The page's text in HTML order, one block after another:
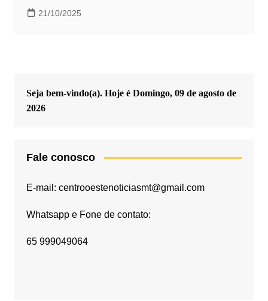
21/10/2025
Seja bem-vindo(a). Hoje é Domingo, 09 de agosto de
2026
Fale conosco
E-mail: centrooestenoticiasmt@gmail.com
Whatsapp e Fone de contato:
65 999049064